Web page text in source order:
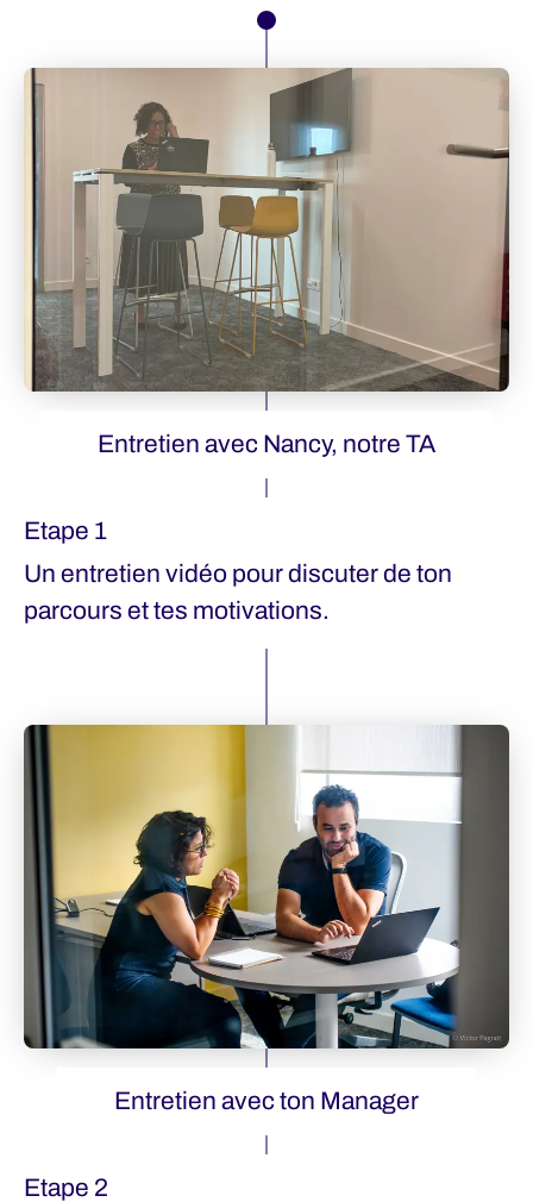
Entretien avec Nancy, notre TA
Etape 1
Un entretien vidéo pour discuter de ton
parcours et tes motivations.
Entretien avec ton Manager
Etape 2